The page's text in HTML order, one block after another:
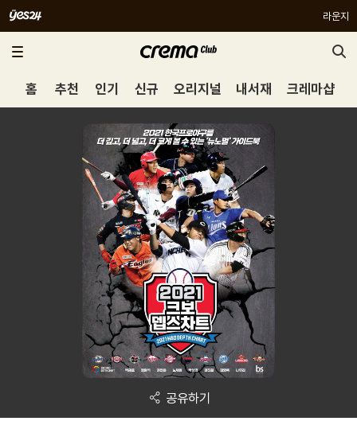
라운지
홈 추천 인기 신규 오리지널 내서재 크레마샵
공유하기